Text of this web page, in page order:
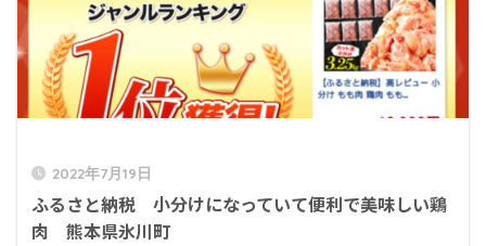
2022年7月19日
ふるさと納税 小分けになっていて便利で美味しい鶏
肉 熊本県氷川町